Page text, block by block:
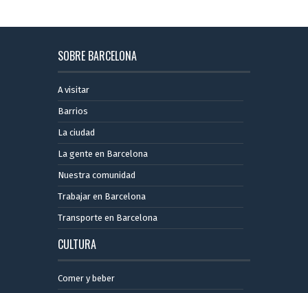
SOBRE BARCELONA
A visitar
Barrios
La ciudad
La gente en Barcelona
Nuestra comunidad
Trabajar en Barcelona
Transporte en Barcelona
CULTURA
Comer y beber